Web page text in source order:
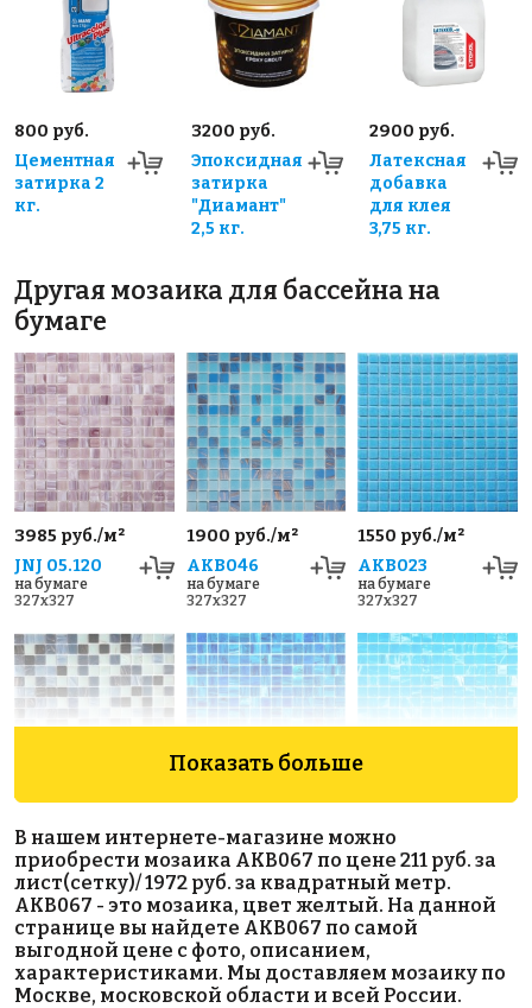
800 руб.
Цементная
затирка 2
кг.
3200 руб.
Эпоксидная
затирка
"Диамант"
2,5 кг.
2900 руб.
Латексная
добавка
для клея
3,75 кг.
Другая мозаика для бассейна на
бумаге
3985 руб./м²
JNJ 05.120
на бумаге
327x327
1900 руб./м²
AKB046
на бумаге
327x327
1550 руб./м²
AKB023
на бумаге
327x327
AKB125
на бумаге
316x316
AKB040
на бумаге
327x327
AKB041
на бумаге
327x327
Показать больше
В нашем интернете-магазине можно
приобрести мозаика AKB067 по цене 211 руб. за
лист(сетку)/ 1972 руб. за квадратный метр.
AKB067 - это мозаика, цвет желтый. На данной
странице вы найдете AKB067 по самой
выгодной цене с фото, описанием,
характеристиками. Мы доставляем мозаику по
Москве, московской области и всей России.